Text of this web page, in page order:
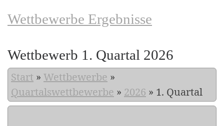
Wettbewerbe Ergebnisse
Wettbewerb 1. Quartal 2026
Start » Wettbewerbe »
Quartalswettbewerbe » 2026 » 1. Quartal